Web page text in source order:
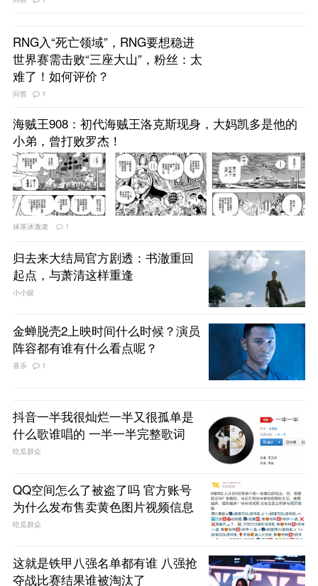
RNG入“死亡领域”，RNG要想稳进
世界赛需击败“三座大山”，粉丝：太
难了！如何评价？
问答 1
海贼王908：初代海贼王洛克斯现身，大妈凯多是他的
小弟，曾打败罗杰！
抹茶冰激凌 1
归去来大结局官方剧透：书澈重回
起点，与萧清这样重逢
小小娱
金蝉脱壳2上映时间什么时候？演员
阵容都有谁有什么看点呢？
喜乐 1
抖音一半我很灿烂一半又很孤单是
什么歌谁唱的 一半一半完整歌词
吃瓜群众
QQ空间怎么了被盗了吗 官方账号
为什么发布售卖黄色图片视频信息
吃瓜群众
这就是铁甲八强名单都有谁 八强抢
夺战比赛结果谁被淘汰了